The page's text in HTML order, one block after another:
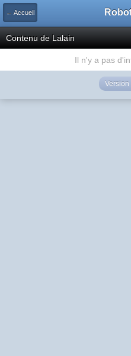
← Accueil
Contenu de Lalain
Il n'y a pas
Version